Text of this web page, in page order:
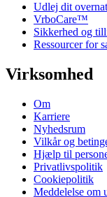
Udlej dit
VrboCare™
Sikkerhed og
Ressourcer for
Virksomhed
Om
Karriere
Nyhedsrum
Vilkår og
Hjælp til
Privatlivspolitik
Cookiepolitik
Meddelelse om